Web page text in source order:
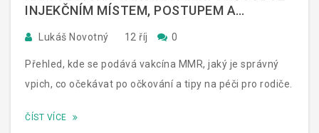
INJEKČNÍM MÍSTEM, POSTUPEM A
Lukáš Novotný 12 říj 0
Přehled, kde se podává vakcína MMR, jaký je správný
vpich, co očekávat po očkování a tipy na péči pro rodiče.
ČÍST VÍCE